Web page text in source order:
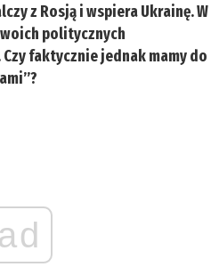
z Rosją i wspiera Ukrainę. W
politycznych
faktycznie jednak mamy do
ad